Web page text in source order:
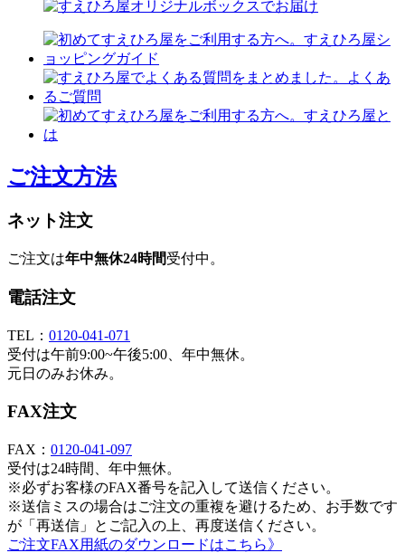
ご注文方法
ネット注文
ご注文は年中無休24時間受付中。
電話注文
TEL： 0120-041-071
受付は午前9:00~午後5:00、年中無休。
元日のみお休み。
FAX注文
FAX： 0120-041-097
受付は24時間、年中無休。
※必ずお客様のFAX番号を記入して送信ください。
※送信ミスの場合はご注文の重複を避けるため、お手数です
が「再送信」とご記入の上、再度送信ください。
ご注文FAX用紙のダウンロードはこちら》